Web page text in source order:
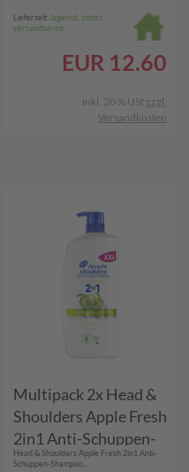
Bis zu 100%
Schuppenschutz.
Frisches Gefühl mit
Lieferzeit: lagernd, sofort
versandbereit
EUR 12.60
inkl. 20 % USt zzgl.
Versandkosten
Multipack 2x Head &
Shoulders Apple Fresh
2in1 Anti-Schuppen-
Shampoo, 800ml
​Head & Shoulders Apple Fresh 2in1 Anti-
Schuppen-Shampoo,...